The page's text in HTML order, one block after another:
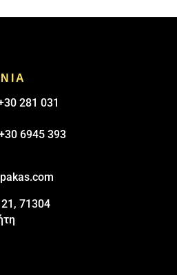
281 031
6945 393
71304